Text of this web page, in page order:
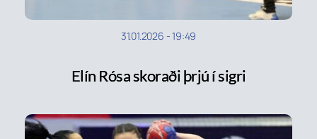
31.01.2026 -19:49
Elín Rósa skoraði þrjú í sigri